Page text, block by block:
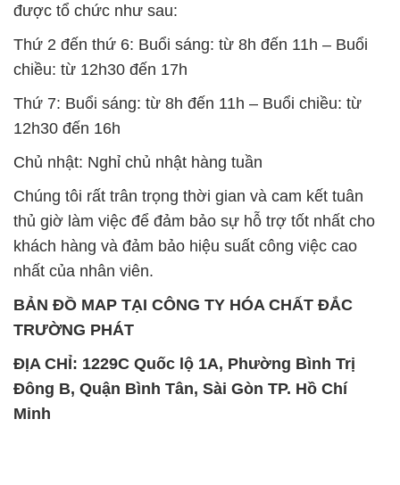
được tổ chức như sau:
Thứ 2 đến thứ 6: Buổi sáng: từ 8h đến 11h – Buổi
chiều: từ 12h30 đến 17h
Thứ 7: Buổi sáng: từ 8h đến 11h – Buổi chiều: từ
12h30 đến 16h
Chủ nhật: Nghỉ chủ nhật hàng tuần
Chúng tôi rất trân trọng thời gian và cam kết tuân
thủ giờ làm việc để đảm bảo sự hỗ trợ tốt nhất cho
khách hàng và đảm bảo hiệu suất công việc cao
nhất của nhân viên.
BẢN ĐỒ MAP TẠI CÔNG TY HÓA CHẤT ĐẮC
TRƯỜNG PHÁT
ĐỊA CHỈ: 1229C Quốc lộ 1A, Phường Bình Trị
Đông B, Quận Bình Tân, Sài Gòn TP. Hồ Chí
Minh